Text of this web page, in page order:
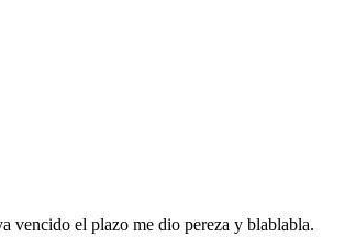
vencido el plazo me dio pereza y blablabla.